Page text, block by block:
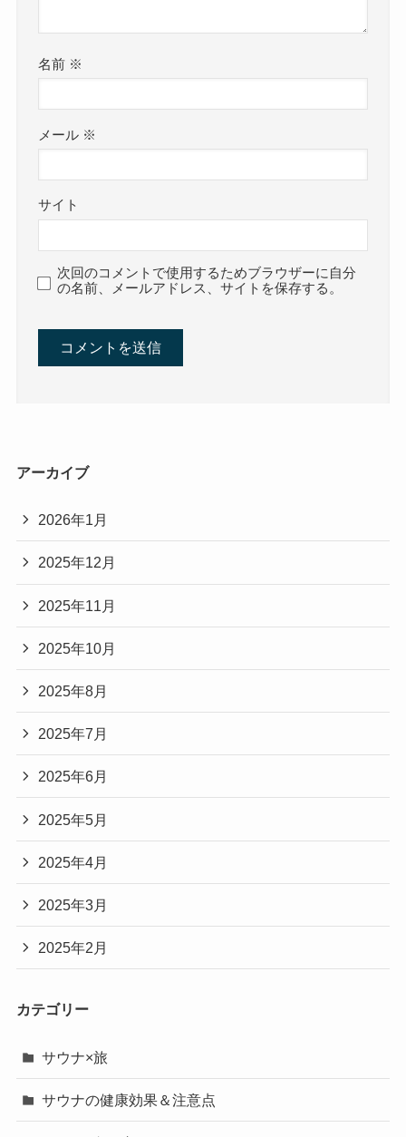
名前 ※
メール ※
サイト
次回のコメントで使用するためブラウザーに自分
の名前、メールアドレス、サイトを保存する。
アーカイブ
2026年1月
2025年12月
2025年11月
2025年10月
2025年8月
2025年7月
2025年6月
2025年5月
2025年4月
2025年3月
2025年2月
カテゴリー
サウナ×旅
サウナの健康効果＆注意点